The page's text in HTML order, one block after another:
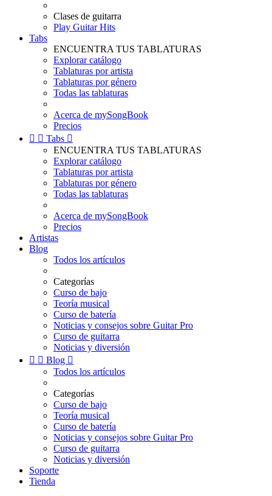
Clases de guitarra
Play Guitar Hits
Tabs
ENCUENTRA TUS TABLATURAS
Explorar catálogo
Tablaturas por artista
Tablaturas por género
Todas las tablaturas
Acerca de mySongBook
Precios
  Tabs 
ENCUENTRA TUS TABLATURAS
Explorar catálogo
Tablaturas por artista
Tablaturas por género
Todas las tablaturas
Acerca de mySongBook
Precios
Artistas
Blog
Todos los artículos
Categorías
Curso de bajo
Teoría musical
Curso de batería
Noticias y consejos sobre Guitar Pro
Curso de guitarra
Noticias y diversión
  Blog 
Todos los artículos
Categorías
Curso de bajo
Teoría musical
Curso de batería
Noticias y consejos sobre Guitar Pro
Curso de guitarra
Noticias y diversión
Soporte
Tienda